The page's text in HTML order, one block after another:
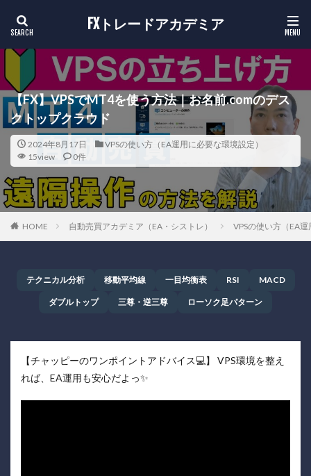
FXトレードアカデミア
【FX】VPSでMT4を使う方法｜お名前.comのデス
クトップクラウド
2024年8月17日
VPSの使い方（EA運用に必要な環境設定）
15view
0件
HOME 自動売買アカデミア（EA・シストレ） VPSの使い方（EA
テクニカル分析 移動平均線 一目均衡表 RSI MACD
ダブルトップ 三尊・逆三尊 ローソク足パターン
【チャッピーのワンポイントアドバイス💻】 VPS環境を整え
れば、EA運用も安心だよっ✨